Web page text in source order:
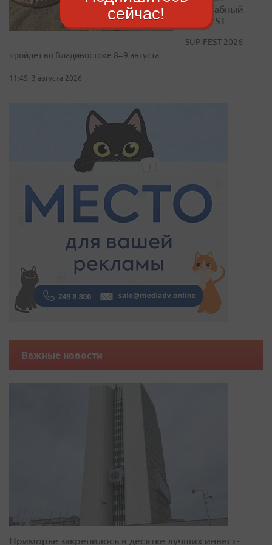
масштабный
SUP FEST
SUP FEST 2026
пройдет во Владивостоке 8–9 августа
11:45, 3 августа 2026
Важные новости
Приморье закрепилось в десятке лучших инвест-
сейчас!